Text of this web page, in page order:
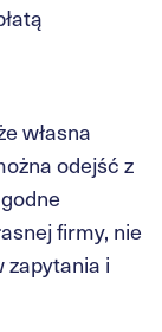
własna
odejść z
firmy, nie
zapytania i